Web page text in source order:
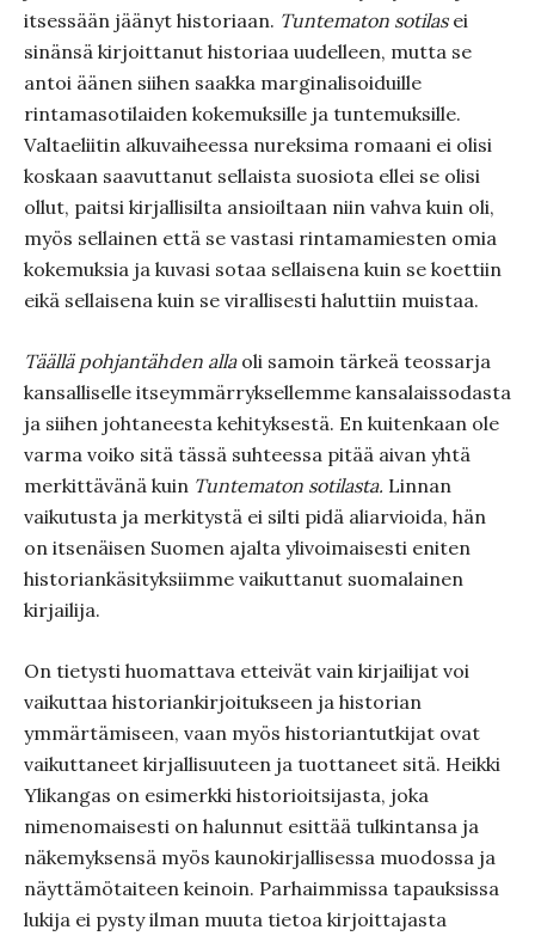
itsessään jäänyt historiaan. Tuntematon sotilasei
sinänsä kirjoittanut historiaa uudelleen, mutta se
antoi äänen siihen saakka marginalisoiduille
rintamasotilaiden kokemuksille ja tuntemuksille.
Valtaeliitin alkuvaiheessa nureksima romaani ei olisi
koskaan saavuttanut sellaista suosiota ellei se olisi
ollut, paitsi kirjallisilta ansioiltaan niin vahva kuin oli,
myös sellainen että se vastasi rintamamiesten omia
kokemuksia ja kuvasi sotaa sellaisena kuin se koettiin
eikä sellaisena kuin se virallisesti haluttiin muistaa.
Täällä pohjantähden alla oli samoin tärkeä teossarja
kansalliselle itseymmärryksellemme kansalaissodasta
ja siihen johtaneesta kehityksestä. En kuitenkaan ole
varma voiko sitä tässä suhteessa pitää aivan yhtä
merkittävänä kuin Tuntematon sotilasta. Linnan
vaikutusta ja merkitystä ei silti pidä aliarvioida, hän
on itsenäisen Suomen ajalta ylivoimaisesti eniten
historiankäsityksiimme vaikuttanut suomalainen
kirjailija.
On tietysti huomattava etteivät vain kirjailijat voi
vaikuttaa historiankirjoitukseen ja historian
ymmärtämiseen, vaan myös historiantutkijat ovat
vaikuttaneet kirjallisuuteen ja tuottaneet sitä. Heikki
Ylikangas on esimerkki historioitsijasta, joka
nimenomaisesti on halunnut esittää tulkintansa ja
näkemyksensä myös kaunokirjallisessa muodossa ja
näyttämötaiteen keinoin. Parhaimmissa tapauksissa
lukija ei pysty ilman muuta tietoa kirjoittajasta